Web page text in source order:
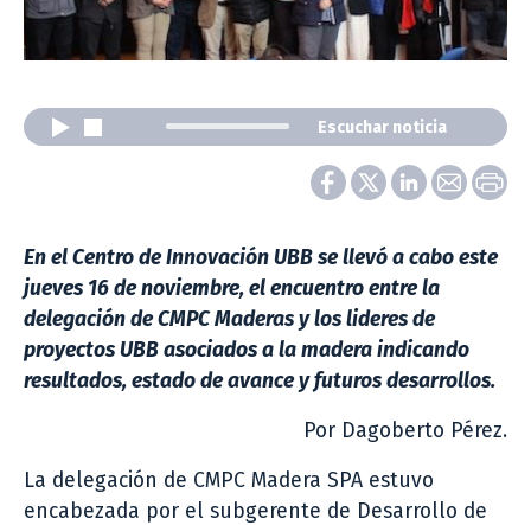
Escuchar noticia
En el Centro de Innovación UBB se llevó a cabo este
jueves 16 de noviembre, el encuentro entre la
delegación de CMPC Maderas y los lideres de
proyectos UBB asociados a la madera indicando
resultados, estado de avance y futuros desarrollos.
Por Dagoberto Pérez.
La delegación de CMPC Madera SPA estuvo
encabezada por el subgerente de Desarrollo de